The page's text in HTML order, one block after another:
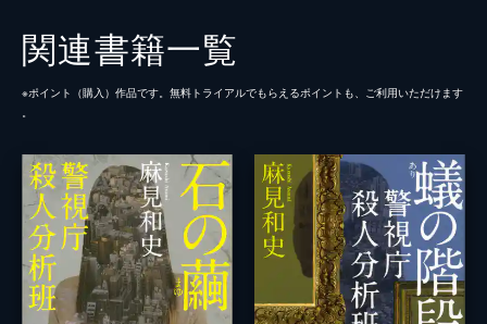
関連書籍一覧
※ポイント（購⼊）作品です。無料トライアルでもらえるポイントも、ご利⽤いただけます
。